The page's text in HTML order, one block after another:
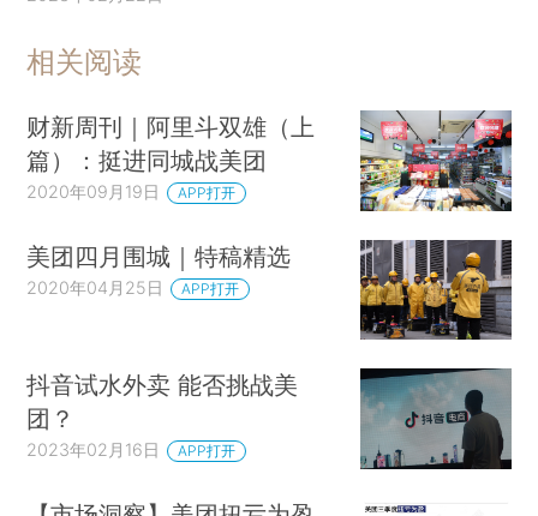
相关阅读
财新周刊｜阿里斗双雄（上
篇）：挺进同城战美团
2020年09月19日 APP打开
美团四月围城｜特稿精选
2020年04月25日 APP打开
抖音试水外卖 能否挑战美
团？
2023年02月16日 APP打开